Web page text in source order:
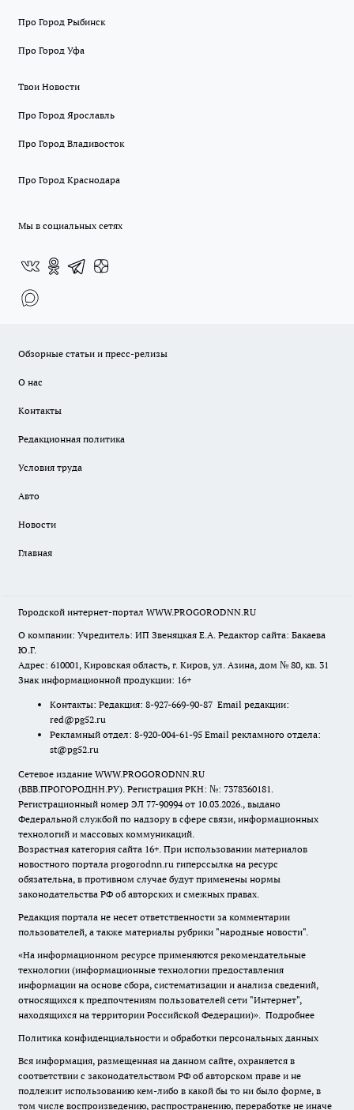
Про Город Рыбинск
Про Город Уфа
Твои Новости
Про Город Ярославль
Про Город Владивосток
Про Город Краснодара
Мы в социальных сетях
Обзорные статьи и пресс-релизы
О нас
Контакты
Редакционная политика
Условия труда
Авто
Новости
Главная
Городской интернет-портал WWW.PROGORODNN.RU
О компании: Учредитель: ИП Звеняцкая Е.А. Редактор сайта: Бакаева
Ю.Г.
Адрес: 610001, Кировская область, г. Киров, ул. Азина, дом № 80, кв. 31
Знак информационной продукции: 16+
Контакты: Редакция: 8-927-669-90-87 Email редакции:
red@pg52.ru
Рекламный отдел: 8-920-004-61-95 Email рекламного отдела:
st@pg52.ru
Сетевое издание WWW.PROGORODNN.RU
(ВВВ.ПРОГОРОДНН.РУ). Регистрация РКН: №: 7378360181.
Регистрационный номер ЭЛ 77-90994 от 10.03.2026., выдано
Федеральной службой по надзору в сфере связи, информационных
технологий и массовых коммуникаций.
Возрастная категория сайта 16+. При использовании материалов
новостного портала progorodnn.ru гиперссылка на ресурс
обязательна, в противном случае будут применены нормы
законодательства РФ об авторских и смежных правах.
Редакция портала не несет ответственности за комментарии
пользователей, а также материалы рубрики "народные новости".
«На информационном ресурсе применяются рекомендательные
технологии (информационные технологии предоставления
информации на основе сбора, систематизации и анализа сведений,
относящихся к предпочтениям пользователей сети "Интернет",
находящихся на территории Российской Федерации)». Подробнее
Политика конфиденциальности и обработки персональных данных
Вся информация, размещенная на данном сайте, охраняется в
соответствии с законодательством РФ об авторском праве и не
подлежит использованию кем-либо в какой бы то ни было форме, в
том числе воспроизведению, распространению, переработке не иначе